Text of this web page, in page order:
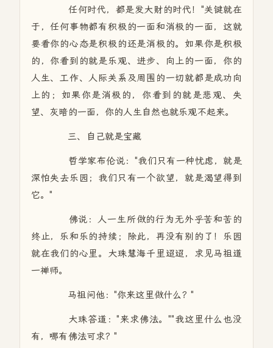
任何时代，都是发大财的时代！"关键就在
于，任何事物都有积极的一面和消极的一面，这就
要看你的心态是积极的还是消极的。如果你是积极
的，你看到的就是乐观、进步、向上的一面，你的
人生、工作、人际关系及周围的一切就都是成功向
上的；如果你是消极的，你看到的就是悲观、失
望、灰暗的一面，你的人生自然也就乐观不起来。
三、自己就是宝藏
哲学家布伦说："我们只有一种忧虑，就是
深怕失去乐园；我们只有一个欲望，就是渴望得到
它。"
佛说：人一生所做的行为无外乎苦和苦的
终止，乐和乐的持续；除此，再没有别的了！乐园
就在我们的心里。大珠慧海千里迢迢，求见马祖道
一禅师。
马祖问他："你来这里做什么？"
大珠答道："来求佛法。""我这里什么也没
有，哪有佛法可求？"